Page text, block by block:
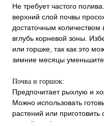
Не требует частого
верхний слой почвы
достаточным
вглубь корневой зоны.
или горшке, так как это
зимние месяцы уменьшите
Почва и горшок:
Предпочитает рыхлую и
Можно использовать
растений или